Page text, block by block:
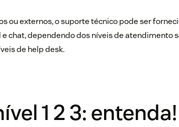
ou externos, o suporte técnico pode ser
chat, dependendo dos níveis de atendimento
de help desk.
1 2 3: entenda!